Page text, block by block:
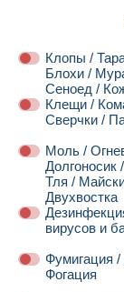
Клопы /
Блохи /
Сеноед /
Клещи /
Сверчки /
Моль /
Долгоносик
Тля /
Двухвостка
вирусов и
Фумигация /
Фогация